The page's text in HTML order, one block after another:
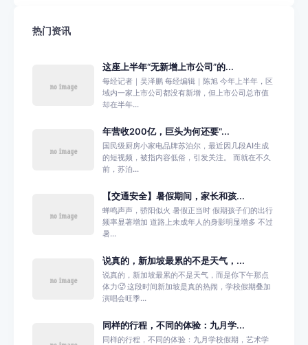
热门资讯
这座上半年“无新增上市公司”的...
每经记者｜吴泽鹏 每经编辑｜陈旭 今年上半年，区
域内一家上市公司都没有新增，但上市公司总市值
却在半年...
年营收200亿，巨头为何还要“...
国民级厨房小家电品牌苏泊尔，最近因几段AI生成
的短视频，被指内容低俗，引发关注。 而就在不久
前，苏泊...
【交通安全】暑假期间，家长和孩...
蝉鸣声声，骄阳似火 暑假正当时 假期孩子们的出行
频率显著增加 道路上未成年人的身影明显增多 不过
暑...
说真的，新加坡最累的不是天气，...
说真的，新加坡最累的不是天气，而是你下午那点
体力🥵 这段时间新加坡是真的热闹，学校假期叠加
演唱会旺季...
同样的行程，不同的体验：九月学...
同样的行程，不同的体验：九月学校假期，艺术学